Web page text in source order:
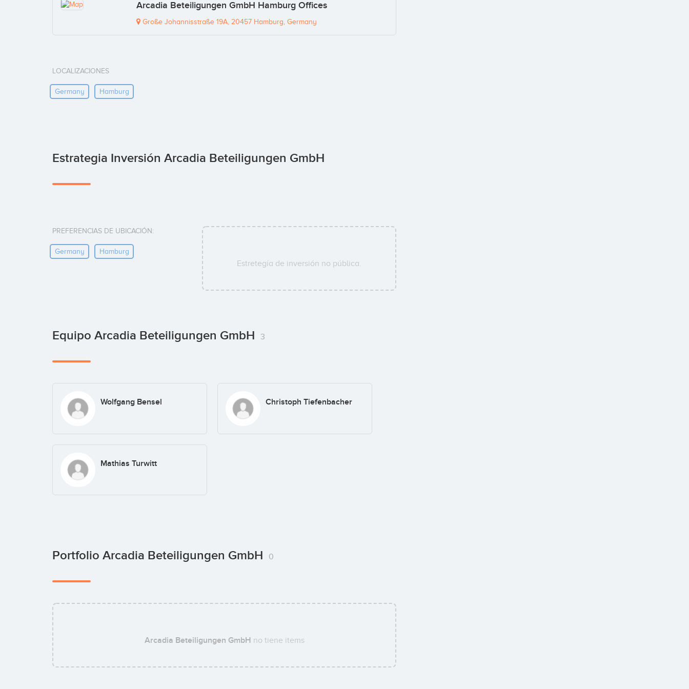
Arcadia Beteiligungen GmbH Hamburg Offices
Große Johannisstraße 19A, 20457 Hamburg, Germany
LOCALIZACIONES
Germany Hamburg
Estrategia Inversión Arcadia Beteiligungen GmbH
PREFERENCIAS DE UBICACIÓN:
Germany Hamburg
Estretegía de inversión no pública.
Equipo Arcadia Beteiligungen GmbH 3
Wolfgang Bensel Christoph Tiefenbacher
Mathias Turwitt
Portfolio Arcadia Beteiligungen GmbH 0
Arcadia Beteiligungen GmbH no tiene items